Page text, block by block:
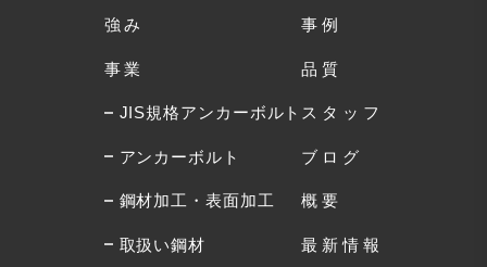
強み
事業
JIS規格アンカーボルト
アンカーボルト
鋼材加工・表面加工
取扱い鋼材
事例
品質
スタッフ
ブログ
概要
最新情報